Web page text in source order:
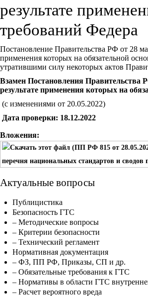
результате
требований Федера
Постановление Правительства РФ от 28
применения которых на обязательной
утратившими силу некоторых актов
Взамен Постановления Правительства
результате применения которых на
(с изменениями от 20.05.2022)
Дата проверки: 18.12.2022
Вложения:
перечня национальных стандартов и сводов
Актуальные вопросы
Публицистика
Безопасность ГТС
– Методические вопросы
– Критерии безопасности
– Технический регламент
Нормативная документация
– ФЗ, ПП РФ, Приказы, СП и др.
– Обязательные требования к ГТС
– Нормативы в области ГТС
– Расчет вероятного вреда